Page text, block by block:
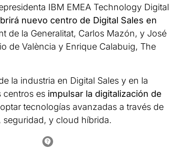
IBM EMEA Technology Digital
nuevo centro de Digital Sales en
de la Generalitat, Carlos Mazón, y José
de València y Enrique Calabuig, The
la industria en Digital Sales y en la
centros es impulsar la digitalización de
tecnologías avanzadas a través de
seguridad, y cloud híbrida.